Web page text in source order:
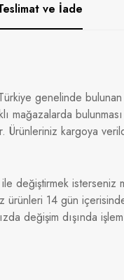
ve İade
genelinde
mağazalarda
Ürünleriniz kargoya
değiştirmek isterseniz
ürünleri 14 gün
değişim dışında